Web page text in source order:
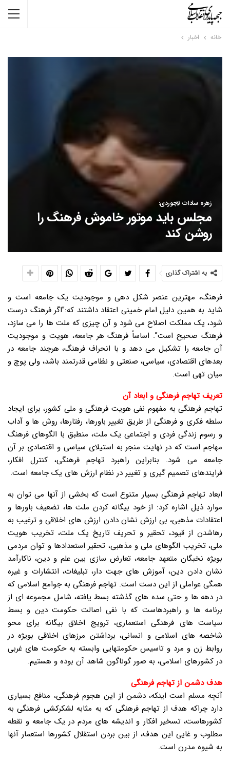
خانه اخبار
زهره سادات لاجوردی:
مجلس باید موتور خاموش فرهنگ را
روشن کند
به اشتراک گذاری
فرهنگ، مهترین عنصر شکل دهی و موجودیت یک جامعه است و
شاید به همین دلیل امام خمینی اعتقاد داشتند که:”اگر فرهنگ درست
شود، یک مملکت اصلاح می شود و آن چیزی که ملت ها را می سازد،
فرهنگ صحیح است”. اساساً فرهنگ هر جامعه، هویت و موجودیت
آن جامعه را تشکیل می دهد و با انحراف فرهنگ، هرچند جامعه در
بعدهای اقتصادی، سیاسی، صنعتی و نظامی قدرتمند باشد، ولی پوچ و
میان تهی است.
تعریف تهاجم فرهنگی و ابعاد آن
تهاجم فرهنگی به مفهوم نفی هویت فرهنگی و ملی کشور، برای ایجاد
سلطه فکری و فرهنگی از طریق تغییر باورها، رفتارها، روش ها و آداب
و رسوم زندگی فردی و اجتماعی یک ملت، منطبق با الگوهای فرهنگ
مهاجم است که در نهایت منجر به استیلای سیاسی و اقتصادی بر آن
جامعه می شود. بنابراین راهبرد تهاجم فرهنگی، کنترل افکار،
فرایندهای تصمیم گیری و تغییر در نظام ارزش های یک جامعه است.
ابعاد تهاجم فرهنگی بسیار متنوع است که بخشی از آنها می توان به
موارد ذیل اشاره کرد: از خود بیگانه کردن ملت ها، تضعیف باورها و
اعتقادات مذهبی، بی ارزش نشان دادن ارزش های اخلاقی و ترغیب به
رهاشدن از قیود، تحقیر و تحریف تاریخ یک ملت، تخریب هویت
ملی، تخریب الگوهای ملی و مذهبی، تحقیر استعدادها و توان مردمی
بویژه نخبگان متعهد جامعه، تعارض سازی بین علم و دین، ناکارآمد
نشان دادن دین، آموزش های جهت دار، تبلیغات، انتشارات و غیره
همگی عواملی از این دست است. تهاجم فرهنگی به جوامع اسلامی که
در دهه ها و حتی سده های گذشته بسط یافته، شامل مجموعه ای از
برنامه ها و راهبردهاست که با نفی اصالت حکومت دین و بسط
سیاست های فرهنگی استعماری، ترویج اخلاق بیگانه برای محو
شاخصه های اسلامی و انسانی، برداشتن مرزهای اخلاقی بویژه در
روابط زن و مرد و تاسیس حکومتهایی وابسته به حکومت های غربی
در کشورهای اسلامی، به صور گوناگون شاهد آن بوده و هستیم.
هدف دشمن از تهاجم فرهنگی
آنچه مسلم است اینکه، دشمن از این هجوم فرهنگی، منافع بسیاری
دارد چراکه هدف از تهاجم فرهنگی که به مثابه لشکرکشی فرهنگی به
کشورهاست، تسخیر افکار و اندیشه های مردم در یک جامعه و نقطه
مطلوب و غایی این هدف، از بین بردن استقلال کشورها استعمار آنها
به شیوه مدرن است.